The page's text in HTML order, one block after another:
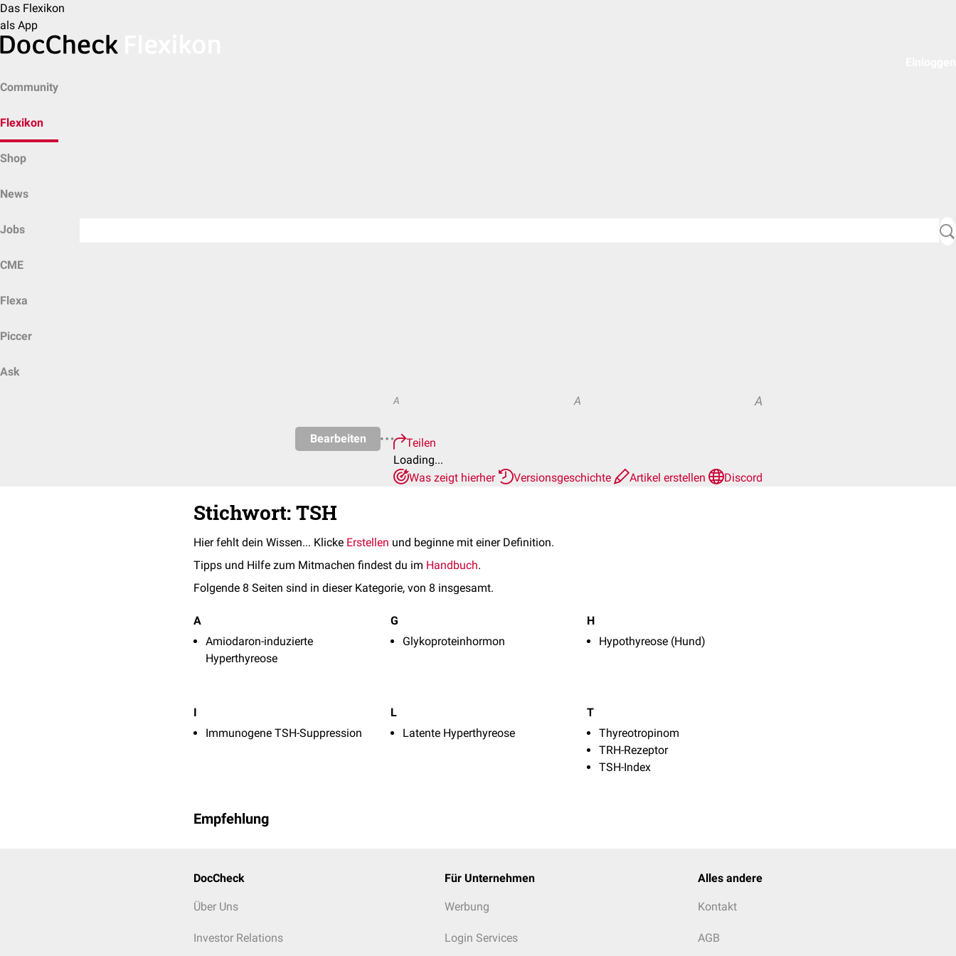
Das Flexikon
als App
Community
Flexikon
Shop
News
Jobs
CME
Flexa
Piccer
Ask
Bearbeiten
A A A
Teilen
Loading...
Was zeigt hierher
Versionsgeschichte Artikel erstellen Discord
Stichwort: TSH
Hier fehlt dein Wissen... Klicke Erstellen und beginne mit einer Definition.
Tipps und Hilfe zum Mitmachen findest du im Handbuch.
Folgende 8 Seiten sind in dieser Kategorie, von 8 insgesamt.
A
Amiodaron-induzierte
Hyperthyreose
G
Glykoproteinhormon
H
Hypothyreose (Hund)
I
Immunogene TSH-Suppression
L
Latente Hyperthyreose
T
Thyreo­tropinom
TRH-Rezeptor
TSH-Index
Empfehlung
DocCheck
Über Uns
Investor Relations
Für Unternehmen
Werbung
Login Services
Alles andere
Kontakt
AGB